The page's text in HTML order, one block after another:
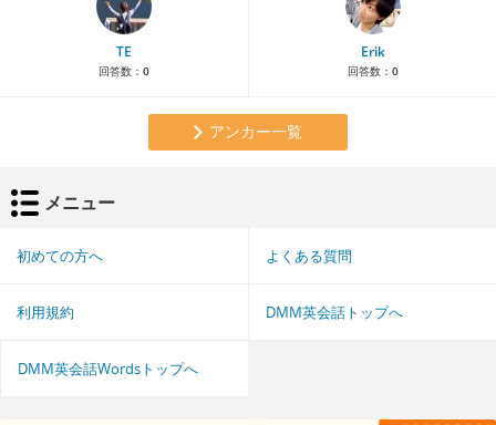
TE
回答数： 0
Erik
回答数： 0
アンカー一覧
メニュー
初めての方へ よくある質問
利用規約 DMM英会話トップへ
DMM英会話Wordsトップへ